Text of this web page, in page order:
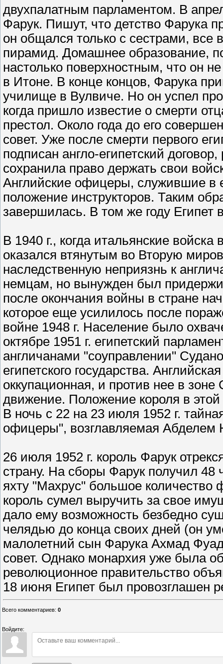
двухпалатным парламентом. В
Фарук. Пишут, что детство Фарука
он общался только с сестрами,
пирамид. Домашнее образование,
настолько поверхностным, что он
в Итоне. В конце концов, Фарука
училище в Вулвиче. Но он успел
когда пришло известие о смерти
престол. Около года до его
совет. Уже после смерти первого
подписан англо-египетский
сохранила право держать свои
Английские офицеры, служившие в
положение инструкторов. Таким
завершилась. В том же году Египет
В 1940 г., когда итальянские
оказался втянутым во Вторую
наследственную неприязнь к
немцам, но вынужден был
после окончания войны в стране
которое еще усилилось после
войне 1948 г. Население было
октябре 1951 г. египетский
англичанами "соуправлении"
египетского государства.
оккупационная, и против нее в зоне
движение. Положение короля в
В ночь с 22 на 23 июля 1952 г.
офицеры", возглавляемая Абделем
26 июля 1952 г. король Фарук
страну. На сборы Фарук получил 48
яхту "Махрус" большое количество
король сумел выручить за свое
дало ему возможность безбедно
челядью до конца своих дней (он
малолетний сын Фарука Ахмад Фуад
совет. Однако монархия уже была
революционное правительство
18 июня Египет был провозглашен
Всего комментариев: 0
Войдите: